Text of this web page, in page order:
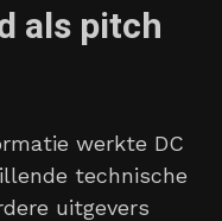
als pitch
werkte DC
technische
uitgevers